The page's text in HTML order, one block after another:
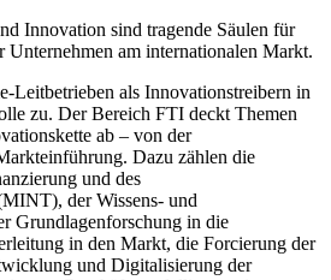
Innovation sind tragende Säulen für
Unternehmen am internationalen Markt.
Leitbetrieben als Innovationstreibern in
zu. Der Bereich FTI deckt Themen
ab – von der
Dazu zählen die
und des
der Wissens- und
Grundlagenforschung in die
in den Markt, die Forcierung der
und Digitalisierung der